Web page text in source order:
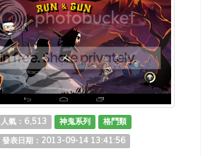
人氣：6,513 神鬼系列
格鬥類
發表日期：2013-09-14 13:41:56